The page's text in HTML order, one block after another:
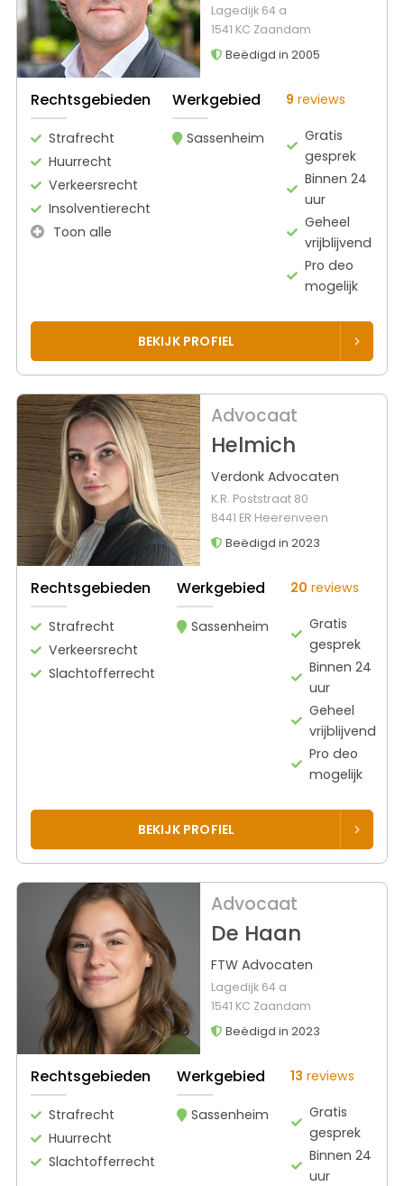
Lagedijk 64 a
1541 KC Zaandam
Beëdigd in 2005
Rechtsgebieden
Strafrecht
Huurrecht
Verkeersrecht
Insolventierecht
Toon alle
Werkgebied
Sassenheim
9 reviews
Gratis
gesprek
Binnen 24
uur
Geheel
vrijblijvend
Pro deo
mogelijk
BEKIJK PROFIEL
Advocaat
Helmich
Verdonk Advocaten
K.R. Poststraat 80
8441 ER Heerenveen
Beëdigd in 2023
Rechtsgebieden
Strafrecht
Verkeersrecht
Slachtofferrecht
Werkgebied
Sassenheim
20 reviews
Gratis
gesprek
Binnen 24
uur
Geheel
vrijblijvend
Pro deo
mogelijk
BEKIJK PROFIEL
Advocaat
De Haan
FTW Advocaten
Lagedijk 64 a
1541 KC Zaandam
Beëdigd in 2023
Rechtsgebieden
Strafrecht
Huurrecht
Slachtofferrecht
Werkgebied
Sassenheim
13 reviews
Gratis
gesprek
Binnen 24
uur